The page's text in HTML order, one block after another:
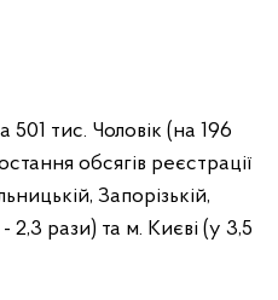
тис. Чоловік (на 196
обсягів реєстрації
Запорізькій,
- 2,3 рази) та м. Києві (у 3,5